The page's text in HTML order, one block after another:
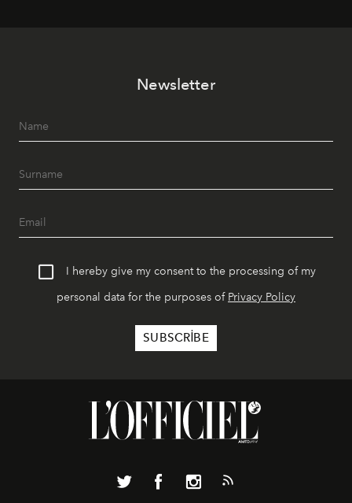
geceye taşıyarak her hafta farklı bir deneyim sunuyor.
Newsletter
I hereby give my consent to the processing of my
personal data for the purposes of Privacy Policy